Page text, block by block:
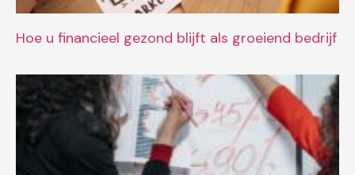
Hoe u financieel gezond blijft als groeiend bedrijf